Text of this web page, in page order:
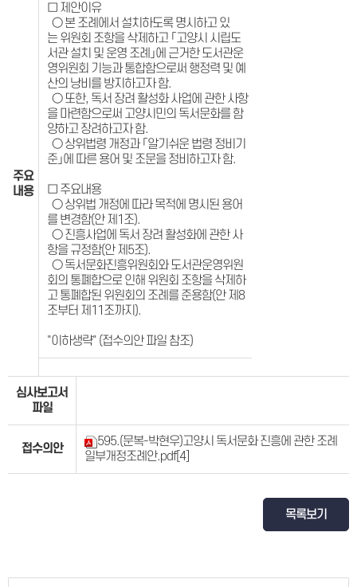
주요
내용
□ 제안이유
○ 본 조례에서 설치하도록 명시하고 있
는 위원회 조항을 삭제하고 「고양시 시립도
서관 설치 및 운영 조례」에 근거한 도서관운
영위원회 기능과 통합함으로써 행정력 및 예
산의 낭비를 방지하고자 함.
○ 또한, 독서 장려 활성화 사업에 관한 사항
을 마련함으로써 고양시민의 독서문화를 함
양하고 장려하고자 함.
○ 상위법령 개정과 「알기쉬운 법령 정비기
준」에 따른 용어 및 조문을 정비하고자 함.
□ 주요내용
○ 상위법 개정에 따라 목적에 명시된 용어
를 변경함(안 제1조).
○ 진흥사업에 독서 장려 활성화에 관한 사
항을 규정함(안 제5조).
○ 독서문화진흥위원회와 도서관운영위원
회의 통폐합으로 인해 위원회 조항을 삭제하
고 통폐합된 위원회의 조례를 준용함(안 제8
조부터 제11조까지).
"이하생략" (접수의안 파일 참조)
심사보고서
파일
접수의안
595.(문복-박현우)고양시 독서문화 진흥에 관한 조례
일부개정조례안.pdf[4]
목록보기